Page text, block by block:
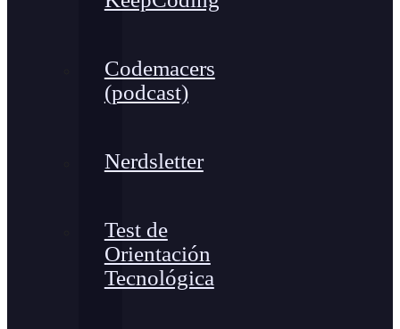
Codemacers
(podcast)
Nerdsletter
Test de
Orientación
Tecnológica